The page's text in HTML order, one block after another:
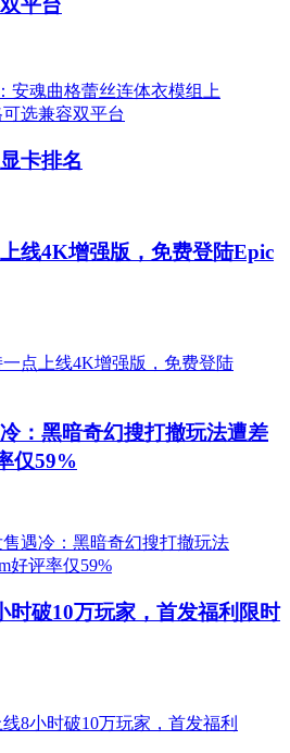
平台
卡排名
线4K增强版，免费登陆Epic
：黑暗奇幻搜打撤玩法遭差
仅59%
时破10万玩家，首发福利限时